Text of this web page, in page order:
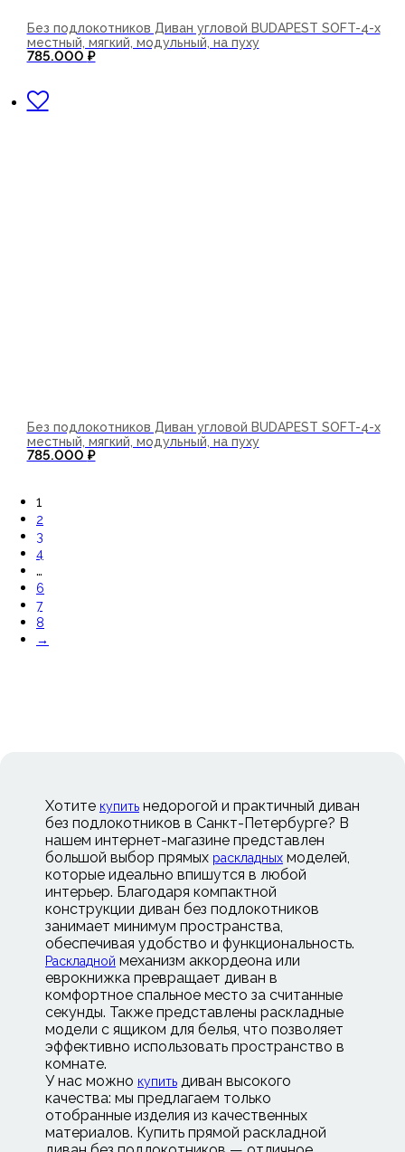
Без подлокотников Диван угловой BUDAPEST SOFT-4-х
местный, мягкий, модульный, на пуху
785.000 ₽
Без подлокотников Диван угловой BUDAPEST SOFT-4-х
местный, мягкий, модульный, на пуху
785.000 ₽
1
2
3
4
…
6
7
8
→
Хотите купить недорогой и практичный диван
без подлокотников в Санкт-Петербурге? В
нашем интернет-магазине представлен
большой выбор прямых раскладных моделей,
которые идеально впишутся в любой
интерьер. Благодаря компактной
конструкции диван без подлокотников
занимает минимум пространства,
обеспечивая удобство и функциональность.
Раскладной механизм аккордеона или
еврокнижка превращает диван в
комфортное спальное место за считанные
секунды. Также представлены раскладные
модели с ящиком для белья, что позволяет
эффективно использовать пространство в
комнате.
У нас можно купить диван высокого
качества: мы предлагаем только
отобранные изделия из качественных
материалов. Купить прямой раскладной